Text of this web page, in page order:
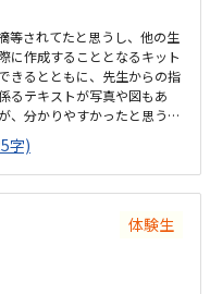
等されてたと思うし、他の生
に作成することとなるキット
きるとともに、先生からの指
るテキストが写真や図もあ
、分かりやすかったと思う家
と、車か自転車で通うことに
に直接行けなくはない位置
を拝見させていただいたか
混じってよく聞き取れなかっ
決して安くはない実際に作
って動かせる体験ができる
も知ることができた
字)
体験生